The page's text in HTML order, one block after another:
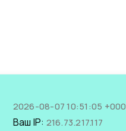
2026-08-07 10:51:05
Ваш IP: 216.73.217.117